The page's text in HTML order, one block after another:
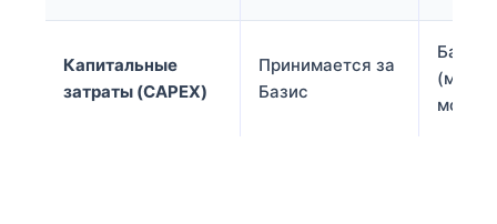
Капитальные
затраты (CAPEX)
Принимается за
Базис
Базис